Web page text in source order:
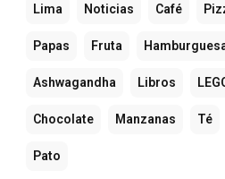
Lima Noticias Café
Papas Fruta
Ashwagandha Libros
Chocolate Manzanas Té
Pato